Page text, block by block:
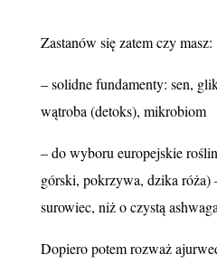
Zastanów się zatem czy masz:
– solidne fundamenty: sen,
wątroba (detoks), mikrobiom
– do wyboru europejskie
górski, pokrzywa, dzika róża)
surowiec, niż o czystą
Dopiero potem rozważ